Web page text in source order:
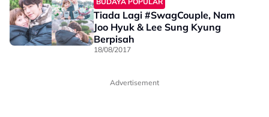
Tiada Lagi #SwagCouple, Nam
Joo Hyuk & Lee Sung Kyung
Berpisah
18/08/2017
Advertisement